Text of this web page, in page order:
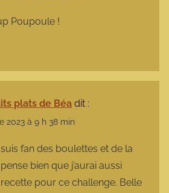
Poupoule !
plats de Béa dit :
2023 à 9 h 38 min
fan des boulettes et de la
bien que j’aurai aussi
pour ce challenge. Belle